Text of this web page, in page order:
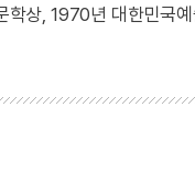
상, 1970년 대한민국